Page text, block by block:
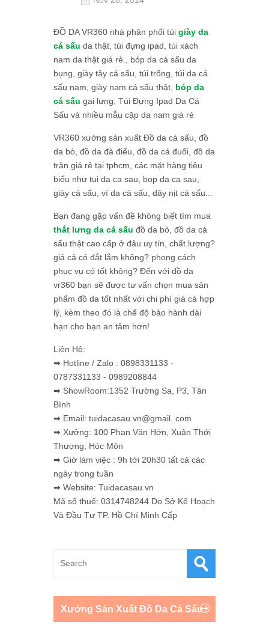
ĐỒ DA VR360 nhà phân phối túi giày da
cá sấu da thật, túi đựng ipad, túi xách
nam da thật giá rẻ., bóp da cá sấu da
bụng, giày tây cá sấu, túi trống, túi da cá
sấu nam, giày nam cá sấu thật, bóp da
cá sấu gai lưng, Túi Đựng Ipad Da Cá
Sấu và nhiều mẫu cặp da nam giá rẻ
VR360 xưởng sản xuất Đồ da cá sấu, đồ
da bò, đồ da đà điểu, đồ da cá đuối, đồ da
trăn giá rẻ tại tphcm, các mặt hàng tiêu
biểu như tui da ca sau, bop da ca sau,
giày cá sấu, ví da cá sấu, dây nịt cá sấu...
Bạn đang gặp vấn đề không biết tìm mua
thắt lưng da cá sấu đồ da bò, đồ da cá
sấu thật cao cấp ở đâu uy tín, chất lượng?
giá cả có đắt lắm không? phong cách
phục vụ có tốt không? Đến với đồ da
vr360 bạn sẽ được tư vấn chọn mua sản
phẩm đồ da tốt nhất với chi phí giá cả hợp
lý, kèm theo đó là chế độ bảo hành dài
hạn cho bạn an tâm hơn!
Liên Hệ:
➡ Hotline / Zalo : 0898331133 -
0787331133 - 0989208844
➡ ShowRoom:1352 Trường Sa, P3, Tân
Bình
➡ Email: tuidacasau.vn@gmail. com
➡ Xưởng: 100 Phan Văn Hớn, Xuân Thới
Thượng, Hóc Môn
➡ Giờ làm việc : 9h tới 20h30 tất cả các
ngày trong tuần
➡ Website: Tuidacasau.vn
Mã số thuế: 0314748244 Do Sở Kế Hoạch
Và Đầu Tư TP. Hồ Chí Minh Cấp
Xưởng Sản Xuất Đồ Da Cá Sấu